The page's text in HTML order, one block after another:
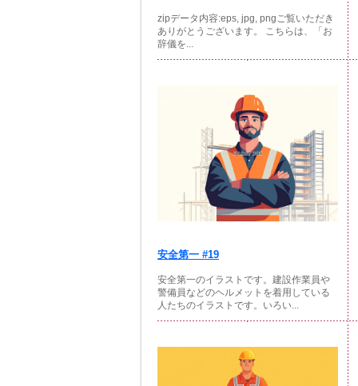
zipデータ内容:eps, jpg, pngご覧いただき
ありがとうございます。 こちらは、「お
辞儀を...
安全第一 #19
安全第一のイラストです。建設作業員や
警備員などのヘルメットを着用している
人たちのイラストです。いろい...